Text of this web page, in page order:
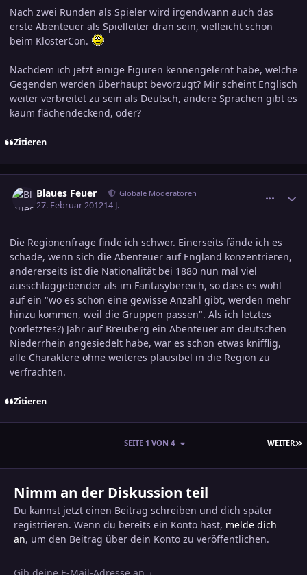
Nach zwei Runden als Spieler wird irgendwann auch das
erste Abenteuer als Spielleiter dran sein, vielleicht schon
beim KlosterCon.
Nachdem ich jetzt einige Figuren kennengelernt habe, welche
Gegenden werden überhaupt bevorzugt? Mir scheint Englisch
weiter verbreitet zu sein als Deutsch, andere Sprachen gibt es
kaum flächendeckend, oder?
Zitieren
Blaues Feuer Globale Moderatoren
27. Februar 201214 J.
Die Regionenfrage finde ich schwer. Einerseits fände ich es
schade, wenn sich die Abenteuer auf England konzentrieren,
andererseits ist die Nationalität bei 1880 nun mal viel
ausschlaggebender als im Fantasybereich, so dass es wohl
auf ein "wo es schon eine gewisse Anzahl gibt, werden mehr
hinzu kommen, weil die Gruppen passen". Als ich letztes
(vorletztes?) Jahr auf Breuberg ein Abenteuer am deutschen
Niederrhein angesiedelt habe, war es schon etwas knifflig,
alle Charaktere ohne weiteres plausibel in die Region zu
verfrachten.
Zitieren
WEITER
SEITE 1 VON 4
Nimm an der Diskussion teil
Du kannst jetzt einen Beitrag schreiben und dich später
registrieren. Wenn du bereits ein Konto hast, melde dich
an, um den Beitrag über dein Konto zu veröffentlichen.